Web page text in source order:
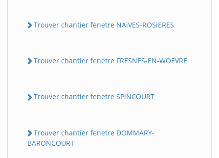
Trouver chantier fenetre NAiVES-ROSiERES
Trouver chantier fenetre FRESNES-EN-WOEVRE
Trouver chantier fenetre SPiNCOURT
Trouver chantier fenetre DOMMARY-
BARONCOURT